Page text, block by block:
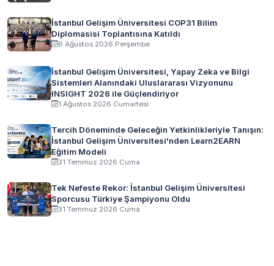
İstanbul Gelişim Üniversitesi COP31 Bilim
Diplomasisi Toplantısına Katıldı
6 Ağustos 2026 Perşembe
İstanbul Gelişim Üniversitesi, Yapay Zeka ve Bilgi
Sistemleri Alanındaki Uluslararası Vizyonunu
INSIGHT 2026 ile Güçlendiriyor
1 Ağustos 2026 Cumartesi
Tercih Döneminde Geleceğin Yetkinlikleriyle Tanışın:
İstanbul Gelişim Üniversitesi'nden Learn2EARN
Eğitim Modeli
31 Temmuz 2026 Cuma
Tek Nefeste Rekor: İstanbul Gelişim Üniversitesi
Sporcusu Türkiye Şampiyonu Oldu
31 Temmuz 2026 Cuma